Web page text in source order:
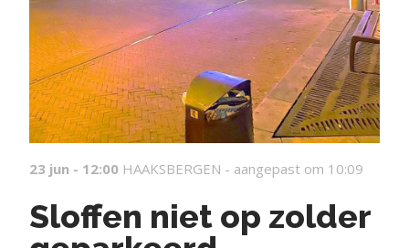
23 jun - 12:00 HAAKSBERGEN - aangepast om 10:09
Sloffen niet op zolder